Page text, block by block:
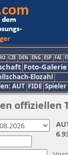
CZE DEN ENG ESP FAI
Foto-Galerie
Elozahl
AUT FIDE
offiziellen